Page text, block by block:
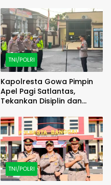
TNI/POLRI
Kapolresta Gowa Pimpin
Apel Pagi Satlantas,
Tekankan Disiplin dan
TNI/POLRI